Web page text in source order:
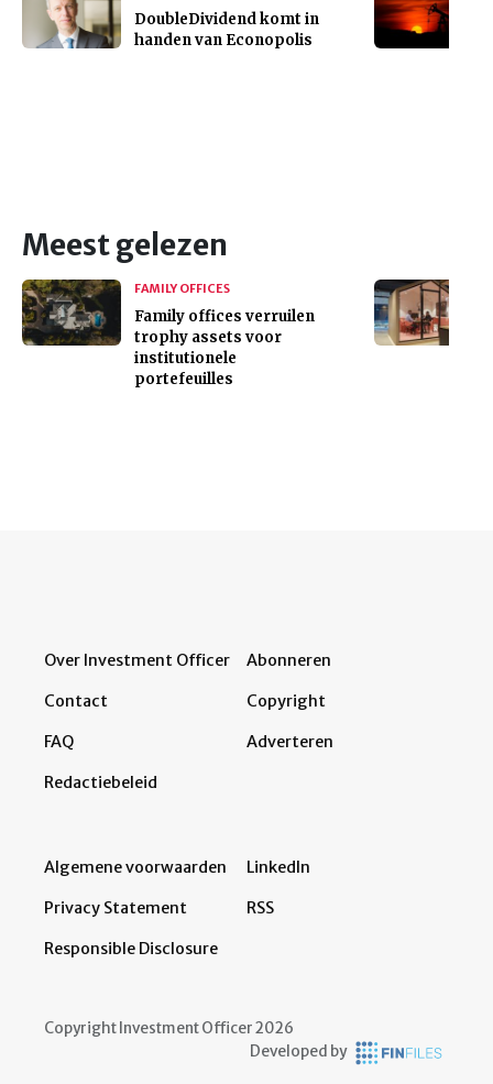
DoubleDividend komt in
handen van Econopolis
Meest gelezen
FAMILY OFFICES
Family offices verruilen
trophy assets voor
institutionele
portefeuilles
Over Investment Officer
Contact
FAQ
Redactiebeleid
Abonneren
Copyright
Adverteren
Algemene voorwaarden
Privacy Statement
Responsible Disclosure
LinkedIn
RSS
Copyright Investment Officer 2026
Developed by